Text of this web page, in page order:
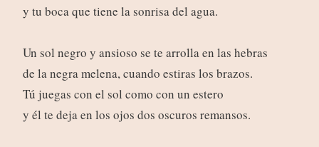
y tu boca que tiene la sonrisa del agua.
Un sol negro y ansioso se te arrolla en las hebras
de la negra melena, cuando estiras los brazos.
Tú juegas con el sol como con un estero
y él te deja en los ojos dos oscuros remansos.